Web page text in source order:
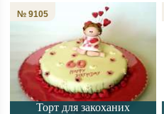
Торт для закоханих
№ 9105